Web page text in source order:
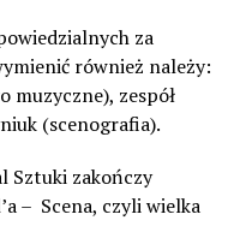
za
również należy:
zespół
(scenografia).
Sztuki zakończy
– Scena, czyli wielka